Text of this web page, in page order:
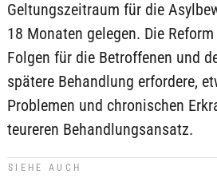
Geltungszeitraum für die
18 Monaten gelegen. Die
Folgen für die Betroffenen und
spätere Behandlung erfordere,
Problemen und chronischen
teureren Behandlungsansatz.
SIEHE AUCH